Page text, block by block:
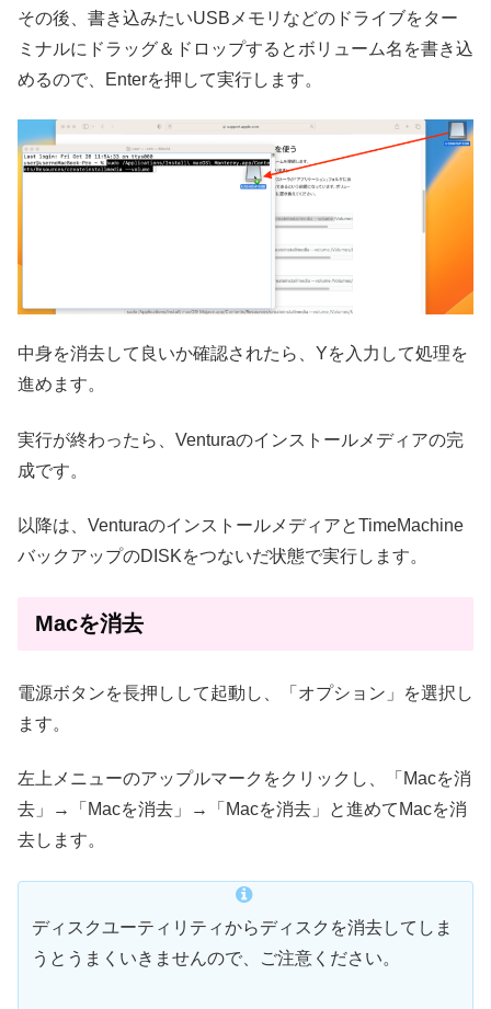
その後、書き込みたいUSBメモリなどのドライブをター
ミナルにドラッグ＆ドロップするとボリューム名を書き込
めるので、Enterを押して実行します。
中身を消去して良いか確認されたら、Yを入力して処理を
進めます。
実行が終わったら、Venturaのインストールメディアの完
成です。
以降は、VenturaのインストールメディアとTimeMachine
バックアップのDISKをつないだ状態で実行します。
Macを消去
電源ボタンを長押しして起動し、「オプション」を選択し
ます。
左上メニューのアップルマークをクリックし、「Macを消
去」→「Macを消去」→「Macを消去」と進めてMacを消
去します。
ディスクユーティリティからディスクを消去してしま
うとうまくいきませんので、ご注意ください。